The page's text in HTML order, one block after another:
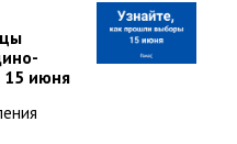
15 июня